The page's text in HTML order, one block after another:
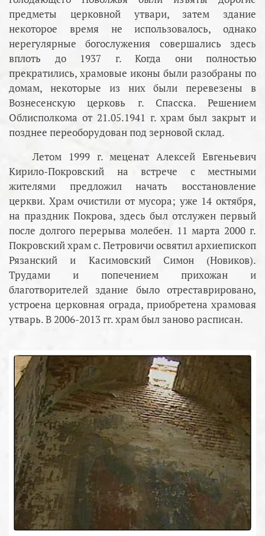
предметы церковной утвари, затем здание
некоторое время не использовалось, однако
нерегулярные богослужения совершались здесь
вплоть до 1937 г. Когда они полностью
прекратились, храмовые иконы были разобраны по
домам, некоторые из них были перевезены в
Вознесенскую церковь г. Спасска. Решением
Облисполкома от 21.05.1941 г. храм был закрыт и
позднее переоборудован под зерновой склад.
Летом 1999 г. меценат Алексей Евгеньевич
Кирило-Покровский на встрече с местными
жителями предложил начать восстановление
церкви. Храм очистили от мусора; уже 14 октября,
на праздник Покрова, здесь был отслужен первый
после долгого перерыва молебен. 11 марта 2000 г.
Покровский храм с. Петровичи освятил архиепископ
Рязанский и Касимовский Симон (Новиков).
Трудами и попечением прихожан и
благотворителей здание было отреставрировано,
устроена церковная ограда, приобретена храмовая
утварь. В 2006-2013 гг. храм был заново расписан.